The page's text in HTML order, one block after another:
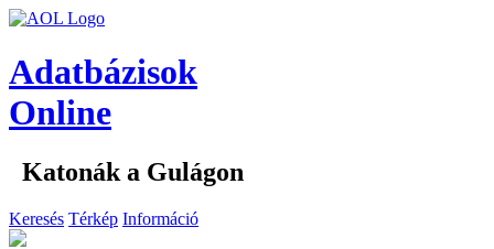
Adatbázisok
Online
Katonák a Gulágon
Keresés Térkép Információ